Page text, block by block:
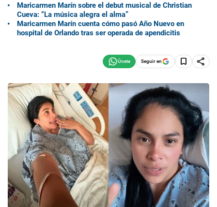
Maricarmen Marín sobre el debut musical de Christian
Cueva: “La música alegra el alma”
Maricarmen Marín cuenta cómo pasó Año Nuevo en
hospital de Orlando tras ser operada de apendicitis
Seguir en